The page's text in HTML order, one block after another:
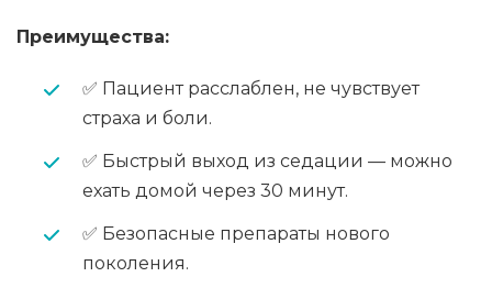
Преимущества:
✅ Пациент расслаблен, не чувствует
страха и боли.
✅ Быстрый выход из седации — можно
ехать домой через 30 минут.
✅ Безопасные препараты нового
поколения.